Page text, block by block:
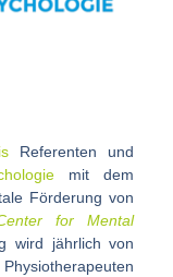
Referenten und
mit dem
Förderung von
for Mental
wird jährlich von